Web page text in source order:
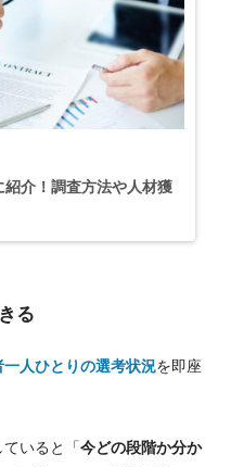
介！調査方法や人材獲
る
一人ひとりの選考状況を即座
いると「今どの段階か分か